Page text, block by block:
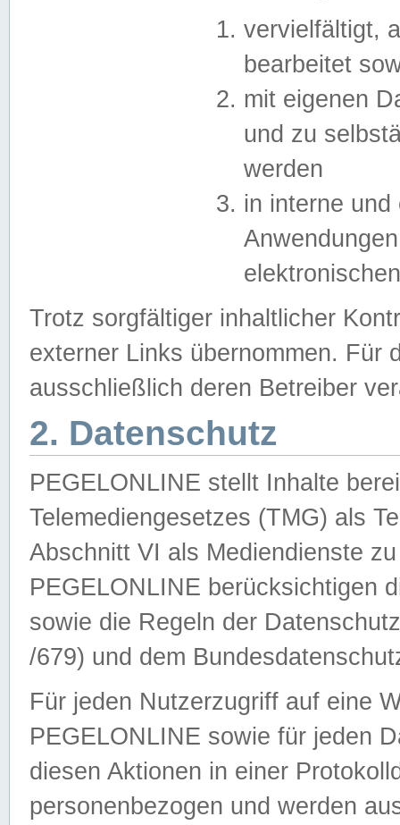
vervielfältigt,
bearbeitet
mit eigenen
und zu
werden
in interne
Trotz sorgfältiger inhaltlicher
externer Links übernommen. Für
ausschließlich deren Betreiber
2. Datenschutz
PEGELONLINE stellt Inhalte
Telemediengesetzes (TMG) als
Abschnitt VI als Mediendienste
PEGELONLINE berücksichtigen
sowie die Regeln der
/679) und dem
Für jeden Nutzerzugriff auf eine
PEGELONLINE sowie für jeden
diesen Aktionen in einer
personenbezogen und werden